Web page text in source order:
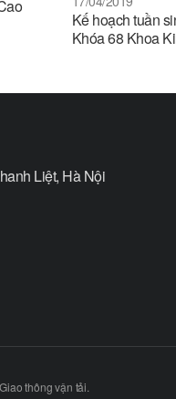
Kế hoạch tuần
Khóa 68 Khoa
Liệt, Hà Nội
thông vận tải.